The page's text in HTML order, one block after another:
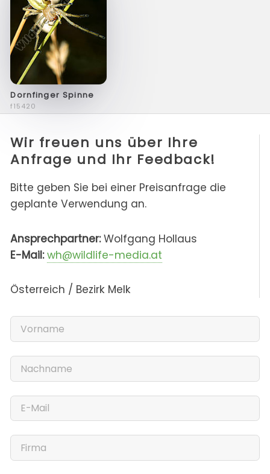
Dornfinger Spinne
f15420
Wir freuen uns über Ihre
Anfrage und Ihr Feedback!
Bitte geben Sie bei einer Preisanfrage die
geplante Verwendung an.
Ansprechpartner:Wolfgang Hollaus
E-Mail: wh@wildlife-media.at
Österreich / Bezirk Melk